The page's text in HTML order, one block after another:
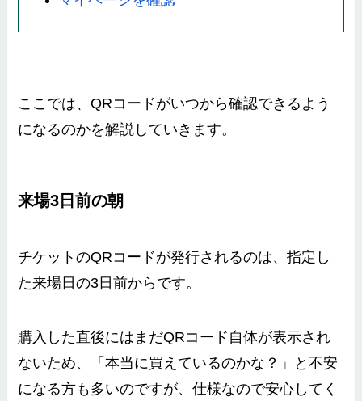
ここでは、QRコードがいつから確認できるよう
になるのかを解説していきます。
来場3日前の朝
チケットのQRコードが発行されるのは、指定し
た来場日の3日前からです。
購入した直後にはまだQRコード自体が表示され
ないため、「本当に買えているのかな？」と不安
になる方も多いのですが、仕様なので安心してく